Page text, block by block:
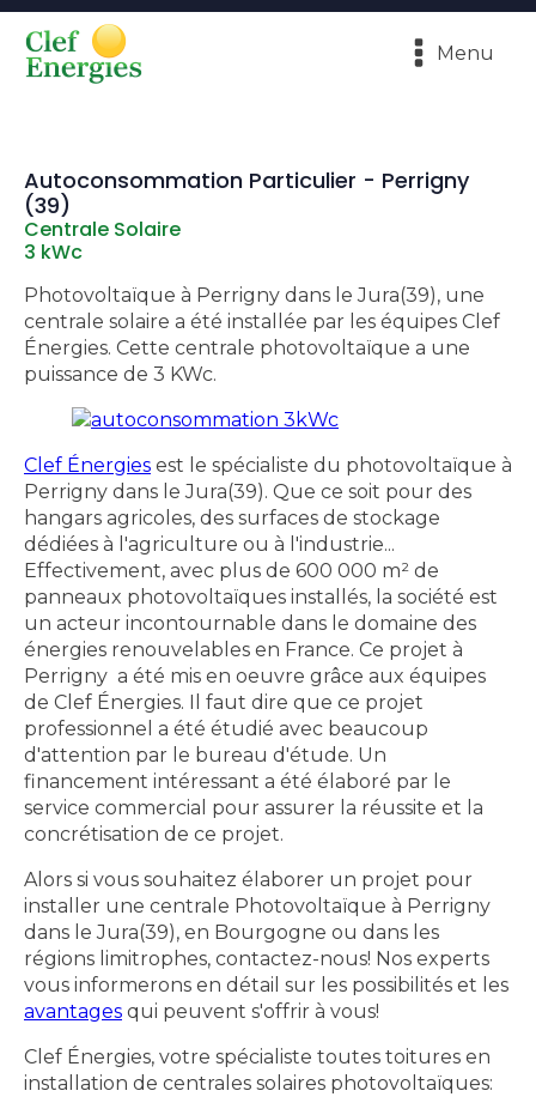
Menu
Autoconsommation Particulier - Perrigny
(39)
Centrale Solaire
3 kWc
Photovoltaïque à Perrigny dans le Jura(39), une
centrale solaire a été installée par les équipes Clef
Énergies. Cette centrale photovoltaïque a une
puissance de 3 KWc.
Clef Énergies est le spécialiste du photovoltaïque à
Perrigny dans le Jura(39). Que ce soit pour des
hangars agricoles, des surfaces de stockage
dédiées à l'agriculture ou à l'industrie...
Effectivement, avec plus de 600 000 m² de
panneaux photovoltaïques installés, la société est
un acteur incontournable dans le domaine des
énergies renouvelables en France. Ce projet à
Perrigny a été mis en oeuvre grâce aux équipes
de Clef Énergies. Il faut dire que ce projet
professionnel a été étudié avec beaucoup
d'attention par le bureau d'étude. Un
financement intéressant a été élaboré par le
service commercial pour assurer la réussite et la
concrétisation de ce projet.
Alors si vous souhaitez élaborer un projet pour
installer une centrale Photovoltaïque à Perrigny
dans le Jura(39), en Bourgogne ou dans les
régions limitrophes, contactez-nous! Nos experts
vous informerons en détail sur les possibilités et les
avantages qui peuvent s'offrir à vous!
Clef Énergies, votre spécialiste toutes toitures en
installation de centrales solaires photovoltaïques: